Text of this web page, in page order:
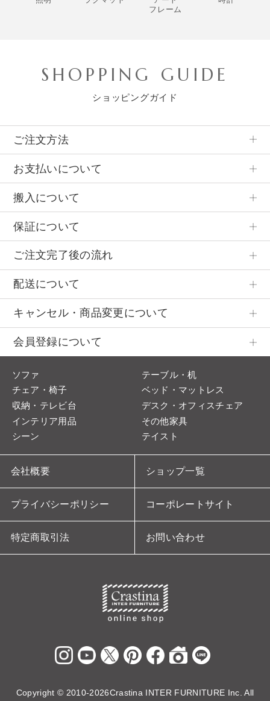
フレーム
SHOPPING GUIDE
ショッピングガイド
ご注文方法
お支払いについて
搬入について
保証について
ご注文完了後の流れ
配送について
キャンセル・商品変更について
会員登録について
会社概要 ショップ一覧
プライバシーポリシー コーポレートサイト
特定商取引法 お問い合わせ
ソファ
テーブル・机
チェア・椅子
ベッド・マットレス
収納・テレビ台
デスク・オフィスチェア
インテリア用品
その他家具
シーン
テイスト
Copyright © 2010-2026Crastina INTER FURNITURE Inc. All